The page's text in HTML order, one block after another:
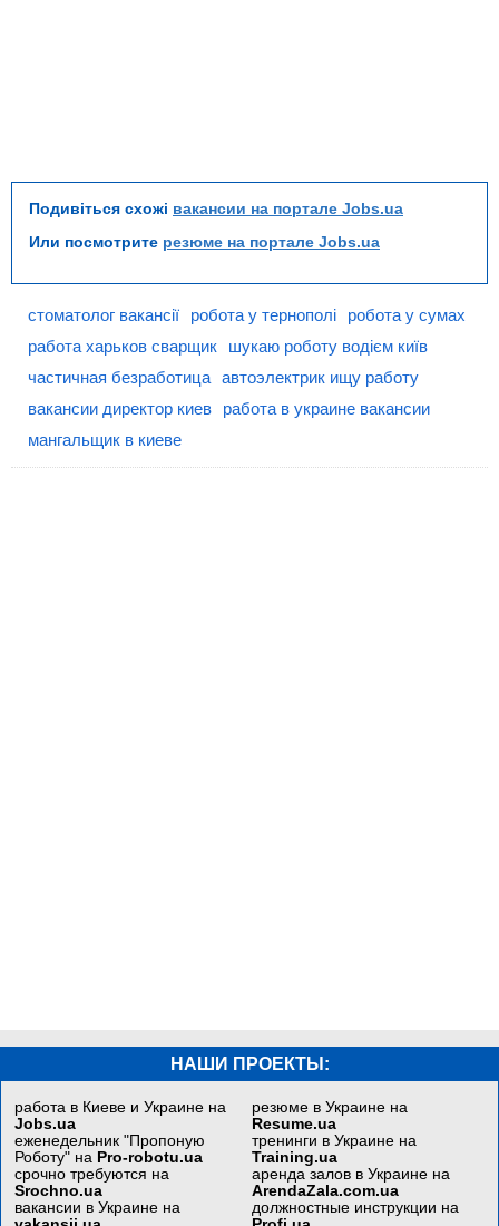
Подивіться схожі вакансии на портале Jobs.ua
Или посмотрите резюме на портале Jobs.ua
стоматолог вакансії робота у тернополі
робота у сумах
работа харьков сварщик
шукаю роботу водієм київ
частичная безработица автоэлектрик ищу работу
вакансии директор киев
работа в украине вакансии
мангальщик в киеве
НАШИ ПРОЕКТЫ:
работа в Киеве и Украине на
Jobs.ua
еженедельник "Пропоную
Роботу" на Pro-robotu.ua
срочно требуются на
Srochno.ua
вакансии в Украине на
резюме в Украине на
Resume.ua
тренинги в Украине на
Training.ua
аренда залов в Украине на
ArendaZala.com.ua
должностные инструкции на